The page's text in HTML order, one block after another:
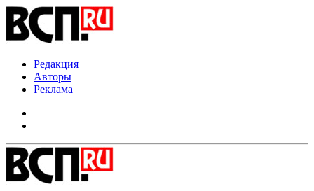
Редакция
Авторы
Реклама